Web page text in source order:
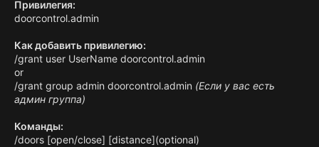
н
я
Привилегия:
doorcontrol.admin
Как добавить привилегию:
/grant user UserName doorcontrol.admin
or
/grant group admin doorcontrol.admin (Если у вас есть
админ группа)
Команды:
/doors [open/close] [distance](optional)